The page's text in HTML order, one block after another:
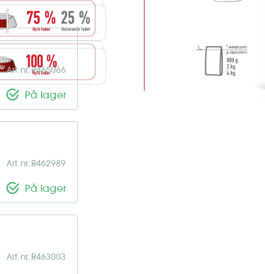
Art. nr. R465066
På lager
Art. nr. R462989
På lager
Art. nr. R463003